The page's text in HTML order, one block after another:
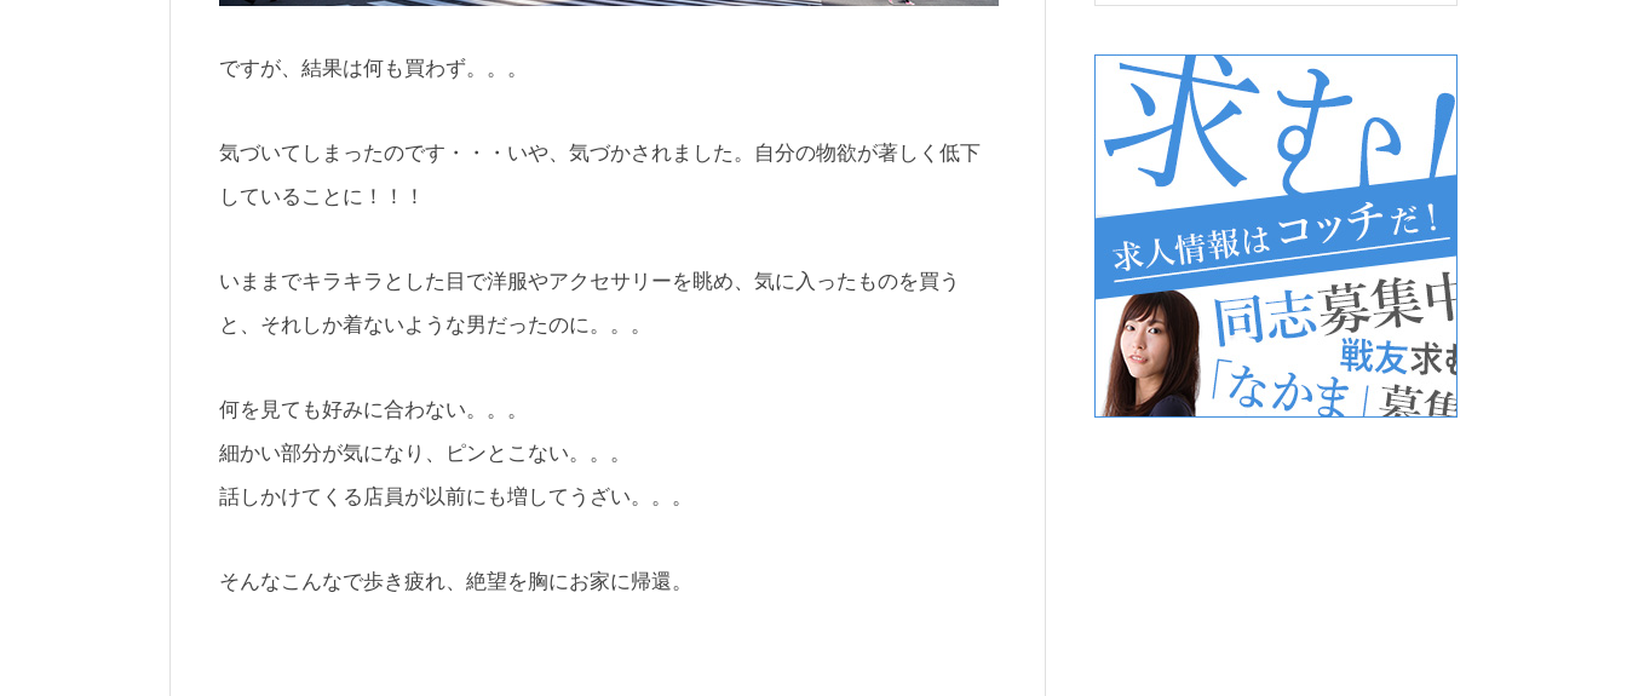
ですが、結果は何も買わず。。。
気づいてしまったのです・・・いや、気づかされました。自分の物欲が著しく低下
していることに！！！
いままでキラキラとした目で洋服やアクセサリーを眺め、気に入ったものを買う
と、それしか着ないような男だったのに。。。
何を見ても好みに合わない。。。
細かい部分が気になり、ピンとこない。。。
話しかけてくる店員が以前にも増してうざい。。。
そんなこんなで歩き疲れ、絶望を胸にお家に帰還。